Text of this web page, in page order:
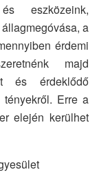
eszközeink,
a
érdemi
majd
és érdeklődő
tényekről. Erre a
elején kerülhet